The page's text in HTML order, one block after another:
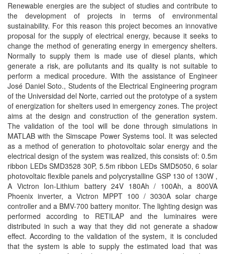
Renewable energies are the subject of studies and contribute to
the development of projects in terms of environmental
sustainability. For this reason this project becomes an innovative
proposal for the supply of electrical energy, because it seeks to
change the method of generating energy in emergency shelters.
Normally to supply them is made use of diesel plants, which
generate a risk, are pollutants and its quality is not suitable to
perform a medical procedure. With the assistance of Engineer
José Daniel Soto., Students of the Electrical Engineering program
of the Universidad del Norte, carried out the prototype of a system
of energization for shelters used in emergency zones. The project
aims at the design and construction of the generation system.
The validation of the tool will be done through simulations in
MATLAB with the Simscape Power Systems tool. It was selected
as a method of generation to photovoltaic solar energy and the
electrical design of the system was realized, this consists of: 0.5m
ribbon LEDs SMD3528 30P, 5.5m ribbon LEDs SMD5050, 6 solar
photovoltaic flexible panels and polycrystalline GSP 130 of 130W ,
A Victron Ion-Lithium battery 24V 180Ah / 100Ah, a 800VA
Phoenix inverter, a Victron MPPT 100 / 3030A solar charge
controller and a BMV-700 battery monitor. The lighting design was
performed according to RETILAP and the luminaires were
distributed in such a way that they did not generate a shadow
effect. According to the validation of the system, it is concluded
that the system is able to supply the estimated load that was